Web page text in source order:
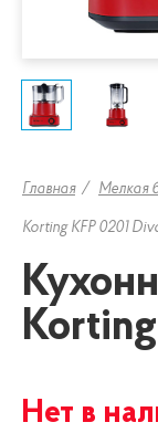
Главная Мелкая
Korting KFP 0201
Нет в